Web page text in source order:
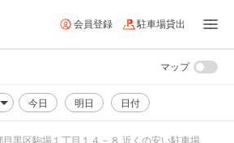
会員登録 駐車場貸出
今日 明日 日付
マップ
目黒区駒場１丁目１４－８ 近くの安い駐車場